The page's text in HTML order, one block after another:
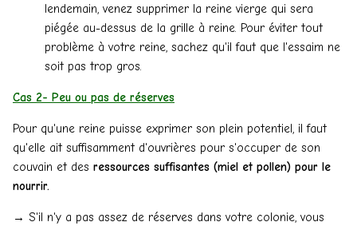
lendemain, venez supprimer la reine vierge qui sera
piégée au-dessus de la grille à reine. Pour éviter tout
problème à votre reine, sachez qu'il faut que l'essaim ne
soit pas trop gros.
Cas 2- Peu ou pas de réserves
Pour qu'une reine puisse exprimer son plein potentiel, il faut
qu'elle ait suffisamment d'ouvrières pour s'occuper de son
couvain et des ressources suffisantes (miel et pollen) pour le
nourrir.
→ S'il n'y a pas assez de réserves dans votre colonie, vous